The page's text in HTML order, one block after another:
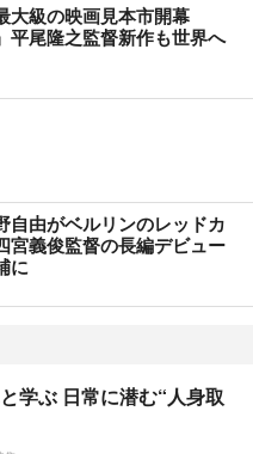
大級の映画見本市開幕
平尾隆之監督新作も世界へ
自由がベルリンのレッドカ
義俊監督の長編デビュー
に
学ぶ 日常に潜む“人身取